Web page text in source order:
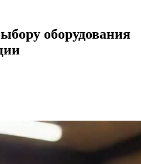
оборудования